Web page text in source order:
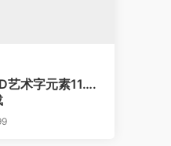
艺术字元素11….